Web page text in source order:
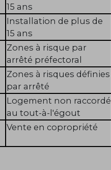
15 ans
Installation de plus de
15 ans
Zones à risque par
arrêté préfectoral
Zones à risques définies
par arrêté
Logement non raccordé
au tout-à-l'égout
Vente en copropriété